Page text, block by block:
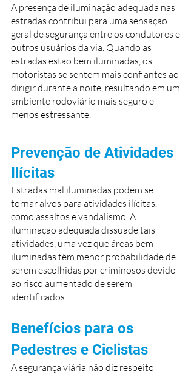
A presença de iluminação adequada nas
estradas contribui para uma sensação
geral de segurança entre os condutores e
outros usuários da via. Quando as
estradas estão bem iluminadas, os
motoristas se sentem mais confiantes ao
dirigir durante a noite, resultando em um
ambiente rodoviário mais seguro e
menos estressante.
Prevenção de Atividades
Ilícitas
Estradas mal iluminadas podem se
tornar alvos para atividades ilícitas,
como assaltos e vandalismo. A
iluminação adequada dissuade tais
atividades, uma vez que áreas bem
iluminadas têm menor probabilidade de
serem escolhidas por criminosos devido
ao risco aumentado de serem
identificados.
Benefícios para os
Pedestres e Ciclistas
A segurança viária não diz respeito